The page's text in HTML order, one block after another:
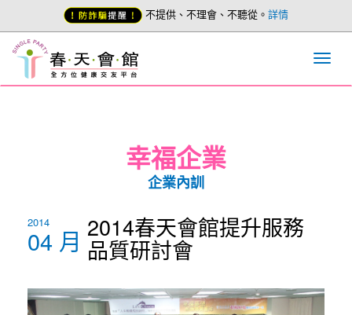
不提供、不理會、不聽從。 詳情
幸福企業
企業內訓
2014
04 月 2014春天會館提升服務
品質研討會